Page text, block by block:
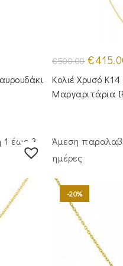
€500.00 Original
price
was:
€500.00.
€
Κολιέ Χρυσό
Μαργαριτάρια
έως 3
Άμεση
ημέρες
-20%